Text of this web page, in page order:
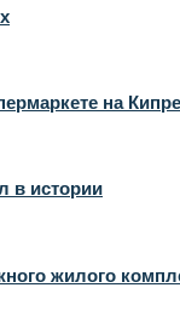
на Кипре
в истории
жилого